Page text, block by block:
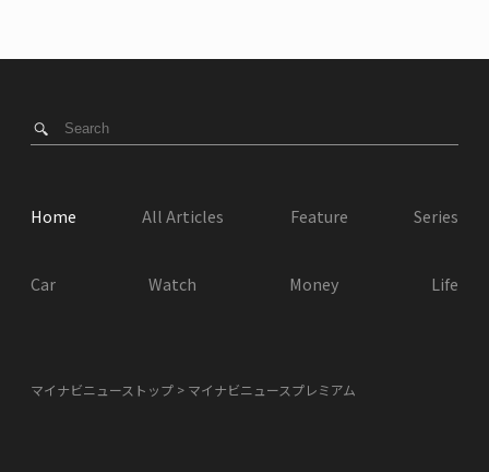
Home All Articles Feature Series
Car Watch Money Life
マイナビニューストップ マイナビニュースプレミアム